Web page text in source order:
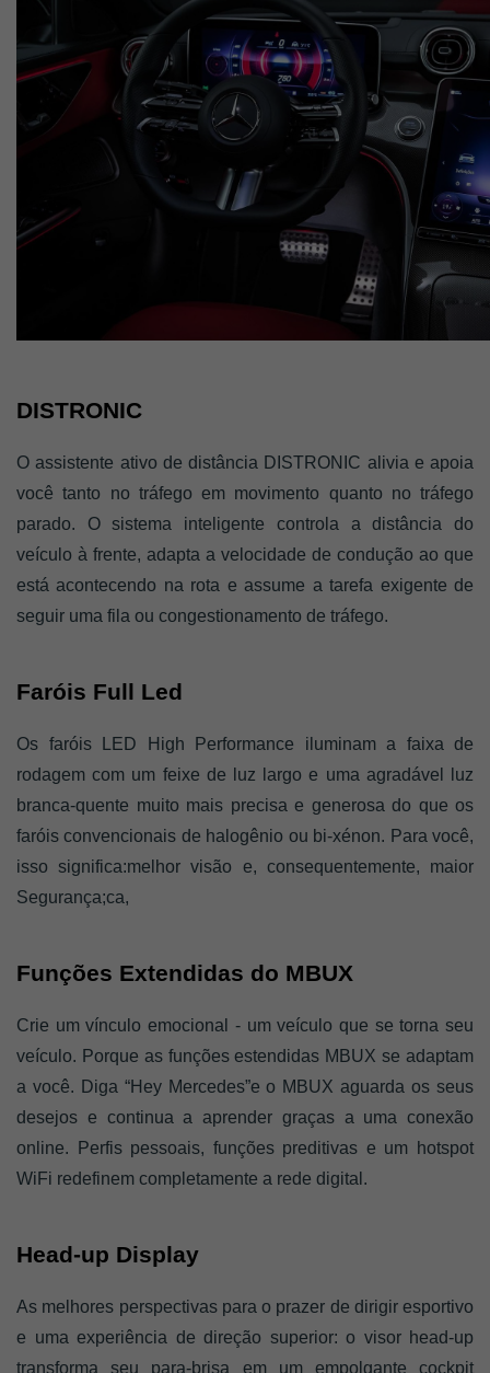
DISTRONIC
O assistente ativo de distância DISTRONIC alivia e apoia
você tanto no tráfego em movimento quanto no tráfego
parado. O sistema inteligente controla a distância do
veículo à frente, adapta a velocidade de condução ao que
está acontecendo na rota e assume a tarefa exigente de
seguir uma fila ou congestionamento de tráfego.
Faróis Full Led
Os faróis LED High Performance iluminam a faixa de
rodagem com um feixe de luz largo e uma agradável luz
branca-quente muito mais precisa e generosa do que os
faróis convencionais de halogênio ou bi-xénon. Para você,
isso significa:melhor visão e, consequentemente, maior
Segurança;ca,
Funções Extendidas do MBUX
Crie um vínculo emocional - um veículo que se torna seu
veículo. Porque as funções estendidas MBUX se adaptam
a você. Diga “Hey Mercedes”e o MBUX aguarda os seus
desejos e continua a aprender graças a uma conexão
online. Perfis pessoais, funções preditivas e um hotspot
WiFi redefinem completamente a rede digital.
Head-up Display
As melhores perspectivas para o prazer de dirigir esportivo
e uma experiência de direção superior: o visor head-up
transforma seu para-brisa em um empolgante cockpit